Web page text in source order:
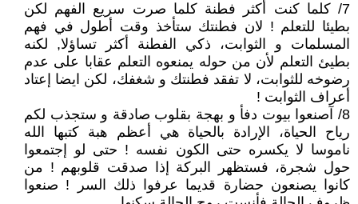
7/ كلما كنت أكثر فطنة كلما صرت سريع الفهم لكن
بطيئا للتعلم ! لان فطنتك ستأخذ وقت أطول في فهم
المسلمات و الثوابت، ذكي الفطنة أكثر تساؤلا, لكنه
بطيئ التعلم لأن من حوله يمنعوه التعلم عقابا على عدم
رضوخه للثوابت، لا تفقد فطنتك و شغفك، لكن ايضا إعتاد
أعراف الثوابت !
8/ آصنعوا بيوت دفأ و بهجة بقلوب صادقة و ستجذب لكم
رياح الحياة، الإرادة بالحياة هي أعظم هبة كتبها الله
ناموسا لا يكسره حتى الكون نفسه ! حتى لو إجتمعوا
حول شجرة، فستظهر البركة إذا صدقت قلوبهم ! من
كانوا يصنعون حضارة قديما عرفوا ذلك السر ! صنعوا